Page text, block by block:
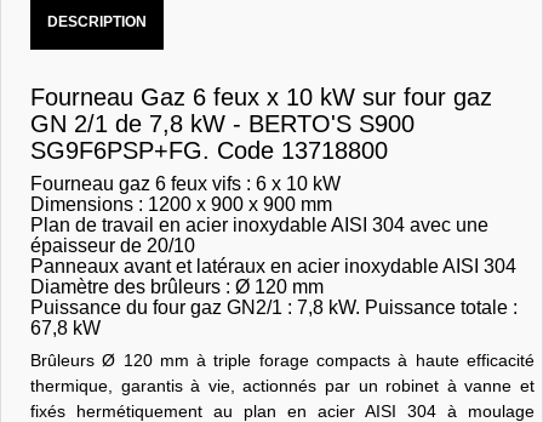
DESCRIPTION
Fourneau Gaz 6 feux x 10 kW sur four gaz
GN 2/1 de 7,8 kW - BERTO'S S900
SG9F6PSP+FG. Code 13718800
Fourneau gaz 6 feux vifs : 6 x 10 kW
Dimensions : 1200 x 900 x 900 mm
Plan de travail en acier inoxydable AISI 304 avec une
épaisseur de 20/10
Panneaux avant et latéraux en acier inoxydable AISI 304
Diamètre des brûleurs : Ø 120 mm
Puissance du four gaz GN2/1 : 7,8 kW. Puissance totale :
67,8 kW
Brûleurs Ø 120 mm à triple forage compacts à haute efficacité
thermique, garantis à vie, actionnés par un robinet à vanne et
fixés hermétiquement au plan en acier AISI 304 à moulage